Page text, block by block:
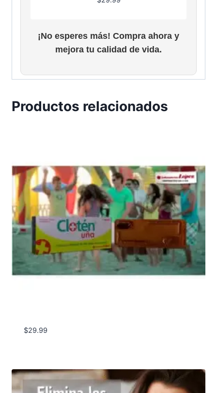
¡No esperes más! Compra ahora y
mejora tu calidad de vida.
Productos relacionados
$29.99